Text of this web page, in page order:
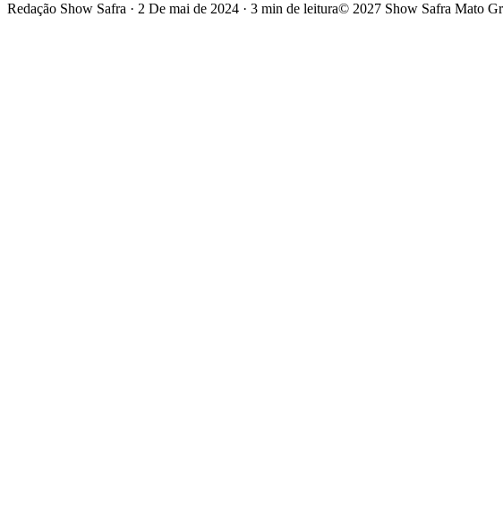
Redação Show Safra · 2 De mai de 2024 · 3 min de leitura© 2027 Show Safra Mato